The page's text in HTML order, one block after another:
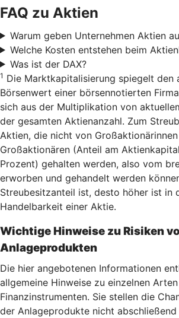
FAQ zu Aktien
Warum geben Unternehmen Aktien
Welche Kosten entstehen beim
Was ist der DAX?
1 Die Marktkapitalisierung spiegelt den
Börsenwert einer börsennotierten
sich aus der Multiplikation von
der gesamten Aktienanzahl. Zum
Aktien, die nicht von
Großaktionären (Anteil am
Prozent) gehalten werden, also vom
erworben und gehandelt werden
Streubesitzanteil ist, desto höher ist in
Handelbarkeit einer Aktie.
Wichtige Hinweise zu Risiken
Anlageprodukten
Die hier angebotenen Informationen
allgemeine Hinweise zu einzelnen
Finanzinstrumenten. Sie stellen die
der Anlageprodukte nicht